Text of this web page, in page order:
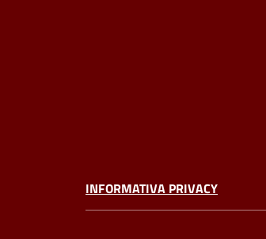
INFORMATIVA PRIVACY